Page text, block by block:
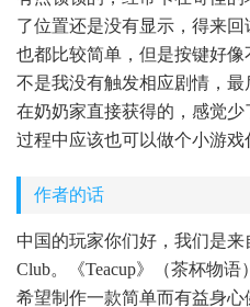
了位置还是没有显示，得来
也都比较简单，但是按键好
不是我没有触发相应剧情，
在奶奶家直接获得的，感觉
过程中应该也可以做个小游戏
作者的话
中国的玩家你们好，我们是来
Club。《Teacup》（茶杯物
希望制作一款简单而有益身